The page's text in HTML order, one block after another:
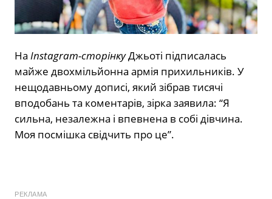
На Instagram-сторінкуДжьоті підписалась
майже двохмільйонна армія прихильників. У
нещодавньому дописі, який зібрав тисячі
вподобань та коментарів, зірка заявила: “Я
сильна, незалежна і впевнена в собі дівчина.
Моя посмішка свідчить про це”.
РЕКЛАМА